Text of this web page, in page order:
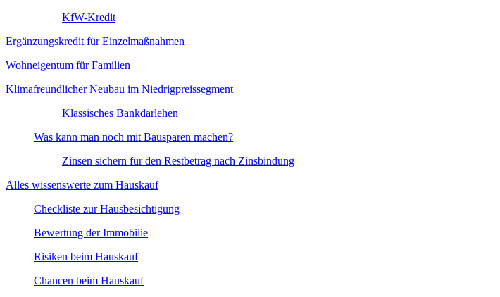
KfW-Kredit
Ergänzungskredit für Einzelmaßnahmen
Wohneigentum für Familien
Klimafreundlicher Neubau im Niedrigpreissegment
Klassisches Bankdarlehen
Was kann man noch mit Bausparen machen?
Zinsen sichern für den Restbetrag nach Zinsbindung
Alles wissenswerte zum Hauskauf
Checkliste zur Hausbesichtigung
Bewertung der Immobilie
Risiken beim Hauskauf
Chancen beim Hauskauf